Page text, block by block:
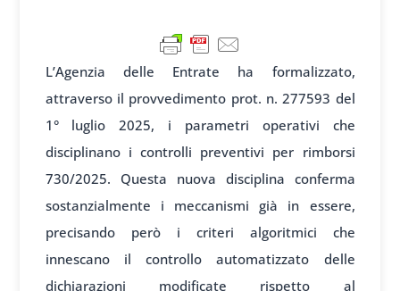
L’Agenzia delle Entrate ha formalizzato,
attraverso il provvedimento prot. n. 277593 del
1° luglio 2025, i parametri operativi che
disciplinano i controlli preventivi per rimborsi
730/2025. Questa nuova disciplina conferma
sostanzialmente i meccanismi già in essere,
precisando però i criteri algoritmici che
innescano il controllo automatizzato delle
dichiarazioni modificate rispetto al